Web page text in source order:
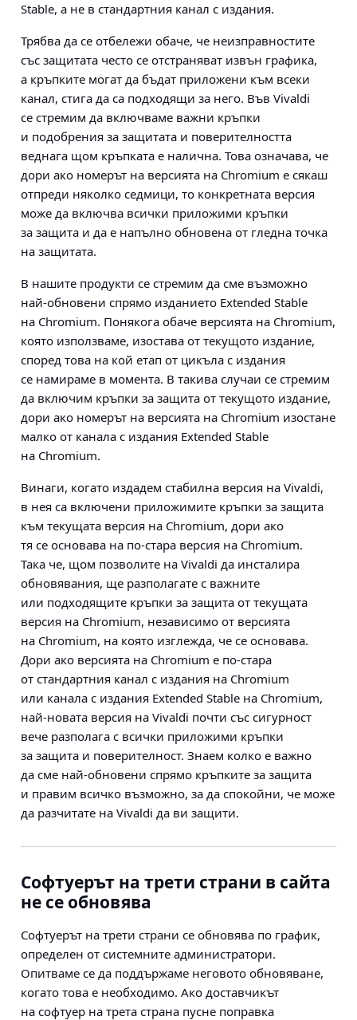
Stable, а не в стандартния канал с издания.
Трябва да се отбележи обаче, че неизправностите
със защитата често се отстраняват извън графика,
а кръпките могат да бъдат приложени към всеки
канал, стига да са подходящи за него. Във Vivaldi
се стремим да включваме важни кръпки
и подобрения за защитата и поверителността
веднага щом кръпката е налична. Това означава, че
дори ако номерът на версията на Chromium е сякаш
отпреди няколко седмици, то конкретната версия
може да включва всички приложими кръпки
за защита и да е напълно обновена от гледна точка
на защитата.
В нашите продукти се стремим да сме възможно
най-обновени спрямо изданието Extended Stable
на Chromium. Понякога обаче версията на Chromium,
която използваме, изостава от текущото издание,
според това на кой етап от цикъла с издания
се намираме в момента. В такива случаи се стремим
да включим кръпки за защита от текущото издание,
дори ако номерът на версията на Chromium изостане
малко от канала с издания Extended Stable
на Chromium.
Винаги, когато издадем стабилна версия на Vivaldi,
в нея са включени приложимите кръпки за защита
към текущата версия на Chromium, дори ако
тя се основава на по-стара версия на Chromium.
Така че, щом позволите на Vivaldi да инсталира
обновявания, ще разполагате с важните
или подходящите кръпки за защита от текущата
версия на Chromium, независимо от версията
на Chromium, на която изглежда, че се основава.
Дори ако версията на Chromium е по-стара
от стандартния канал с издания на Chromium
или канала с издания Extended Stable на Chromium,
най-новата версия на Vivaldi почти със сигурност
вече разполага с всички приложими кръпки
за защита и поверителност. Знаем колко е важно
да сме най-обновени спрямо кръпките за защита
и правим всичко възможно, за да спокойни, че може
да разчитате на Vivaldi да ви защити.
Софтуерът на трети страни в сайта
не се обновява
Софтуерът на трети страни се обновява по график,
определен от системните администратори.
Опитваме се да поддържаме неговото обновяване,
когато това е необходимо. Ако доставчикът
на софтуер на трета страна пусне поправка